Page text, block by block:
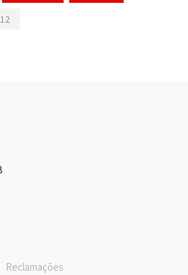
Reclamações